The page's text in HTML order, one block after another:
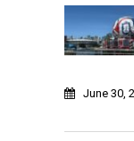
June 30,